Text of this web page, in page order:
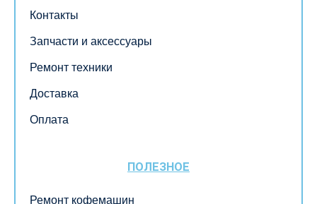
Контакты
Запчасти и аксессуары
Ремонт техники
Доставка
Оплата
ПОЛЕЗНОЕ
Ремонт кофемашин